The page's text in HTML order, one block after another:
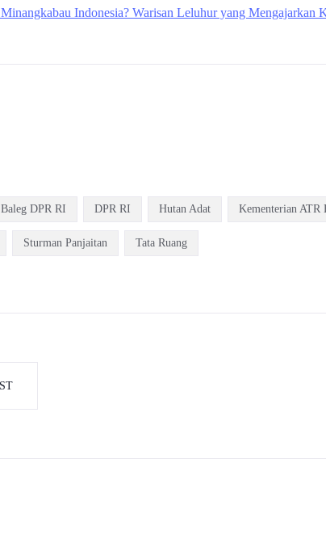
Indonesia? Warisan Leluhur yang Mengajarkan
Baleg DPR RI DPR RI Hutan Adat Kementerian ATR
Sturman Panjaitan Tata Ruang